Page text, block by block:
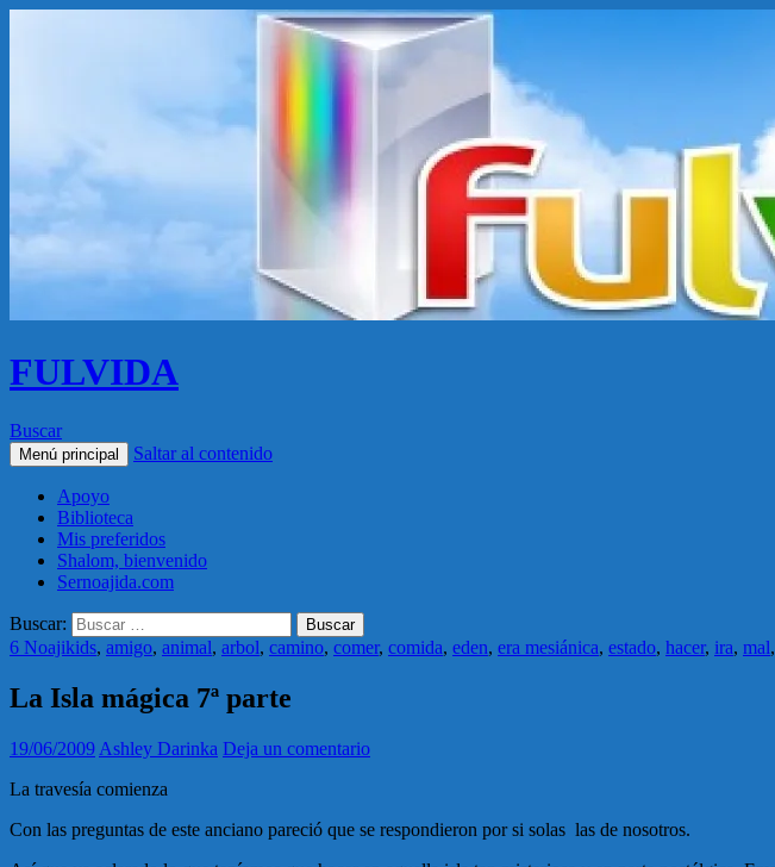
FULVIDA
Buscar
Menú principal Saltar al contenido
Apoyo
Biblioteca
Mis preferidos
Shalom, bienvenido
Sernoajida.com
Buscar:
6 Noajikids, amigo, animal, arbol, camino, comer, comida, eden, era mesiánica, estado, hacer, ira, mal,
La Isla mágica 7ª parte
19/06/2009 Ashley Darinka Deja un comentario
La travesía comienza
Con las preguntas de este anciano pareció que se respondieron por si solas las de nosotros.